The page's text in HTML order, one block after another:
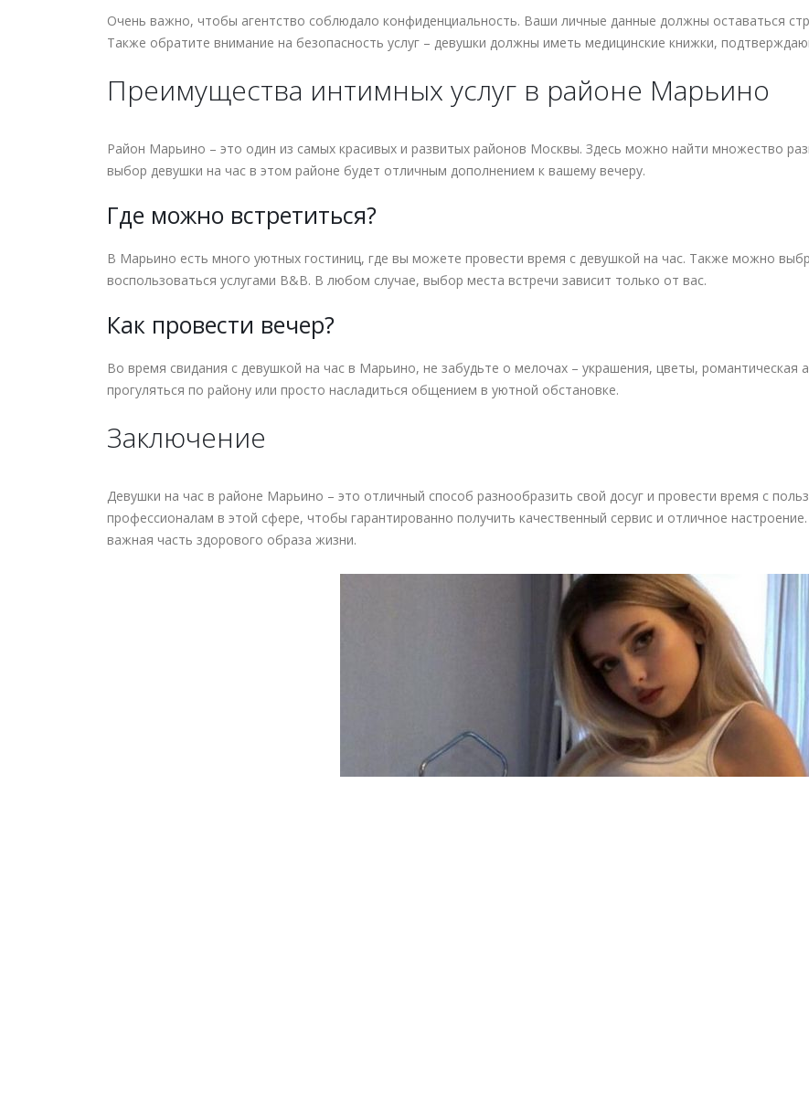
Очень важно, чтобы агентство соблюдало конфиденциальность. Ваши личные данные должны оставаться
Также обратите внимание на безопасность услуг – девушки должны иметь медицинские книжки,
Преимущества интимных услуг в районе Марьино
Район Марьино – это один из самых красивых и развитых районов Москвы. Здесь можно найти множество
выбор девушки на час в этом районе будет отличным дополнением к вашему вечеру.
Где можно встретиться?
В Марьино есть много уютных гостиниц, где вы можете провести время с девушкой на час. Также можно
воспользоваться услугами B&B. В любом случае, выбор места встречи зависит только от вас.
Как провести вечер?
Во время свидания с девушкой на час в Марьино, не забудьте о мелочах – украшения, цветы,
прогуляться по району или просто насладиться общением в уютной обстановке.
Заключение
Девушки на час в районе Марьино – это отличный способ разнообразить свой досуг и провести время с
профессионалам в этой сфере, чтобы гарантированно получить качественный сервис и отличное
важная часть здорового образа жизни.